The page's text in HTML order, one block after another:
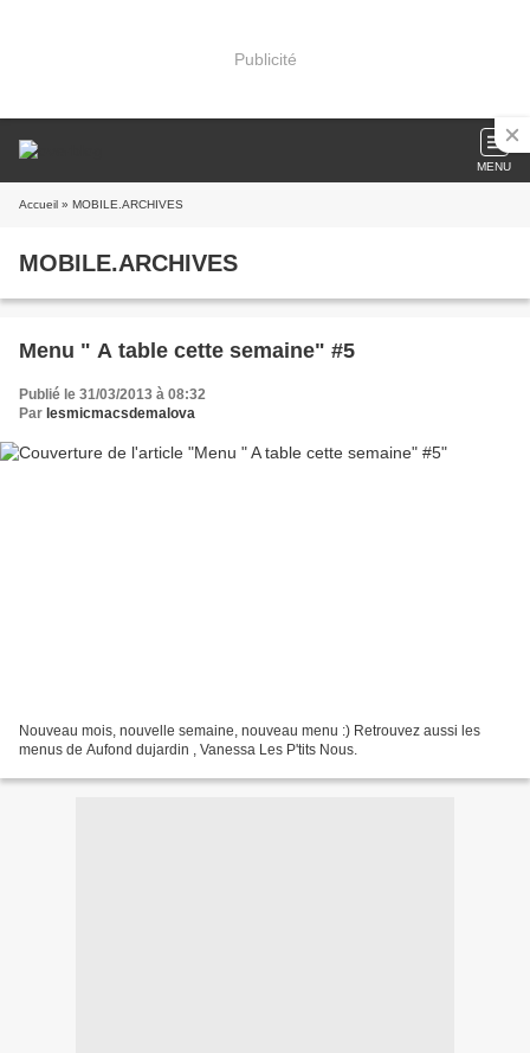
Publicité
MENU
Accueil » MOBILE.ARCHIVES
MOBILE.ARCHIVES
Menu " A table cette semaine" #5
Publié le 31/03/2013 à 08:32
Par lesmicmacsdemalova
Nouveau mois, nouvelle semaine, nouveau menu :) Retrouvez aussi les
menus de Aufond dujardin , Vanessa Les P'tits Nous.